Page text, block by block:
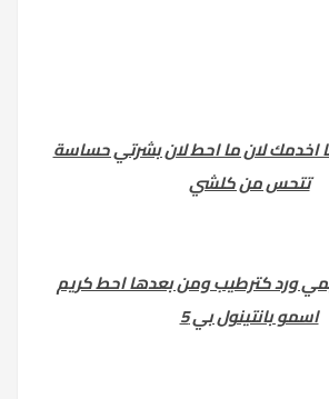
اخدمك لان ما احط لان بشرتي حساسة
تتحس من كلشي
ورد كترطيب ومن بعدها احط كريم
اسمو بانتينول بي 5